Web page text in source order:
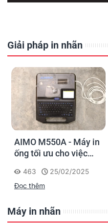
Giải pháp in nhãn
AIMO M550A - Máy in
ống tối ưu cho việc
nhận diện cáp điện,
cáp mạng
463
25/02/2025
Đọc thêm
Máy in nhãn